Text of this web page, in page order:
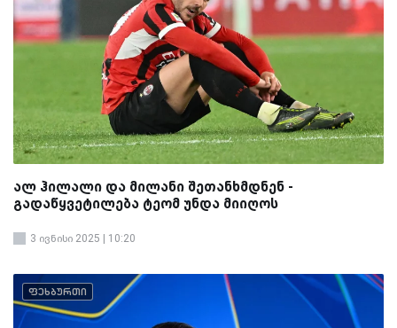
ალ ჰილალი და მილანი შეთანხმდნენ -
გადაწყვეტილება ტეომ უნდა მიიღოს
3 ივნისი 2025 | 10:20
ფეხბურთი